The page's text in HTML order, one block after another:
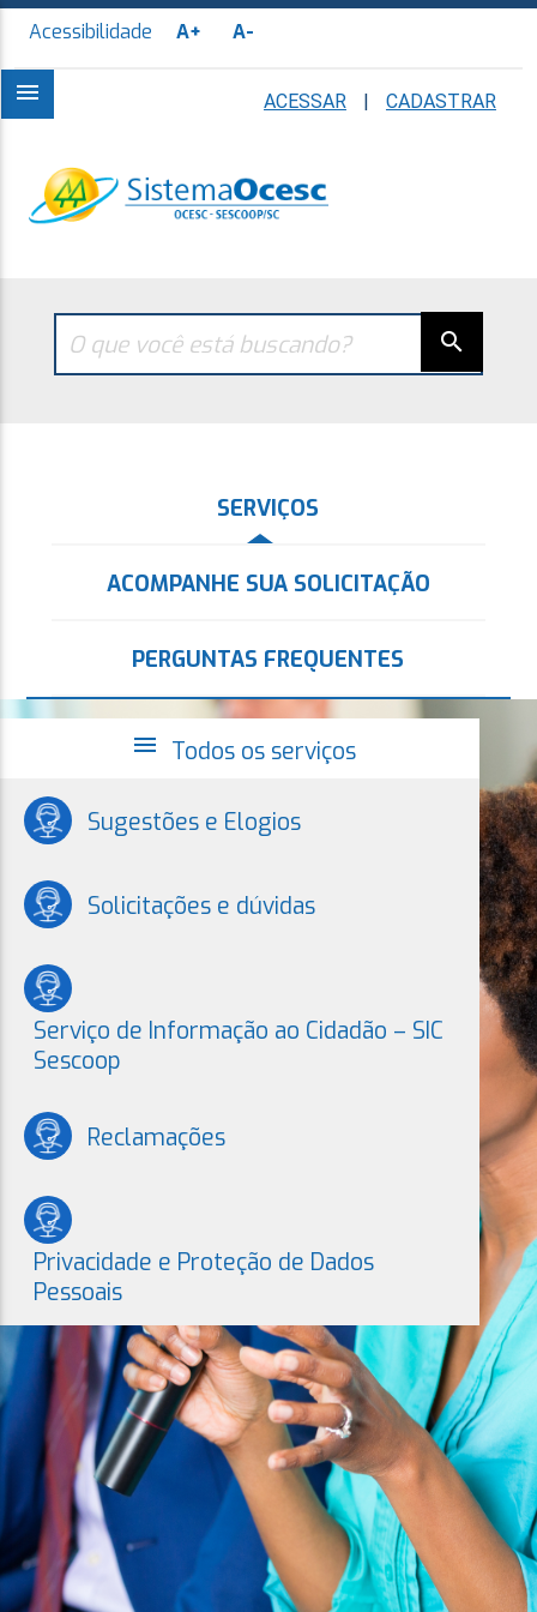
Acessibilidade A+ A-
menu ACESSAR CADASTRAR
search
SERVIÇOS
ACOMPANHE SUA SOLICITAÇÃO
PERGUNTAS FREQUENTES
menu Todos os serviços
Sugestões e Elogios
Solicitações e dúvidas
Serviço de Informação ao Cidadão – SIC
Sescoop
Reclamações
Privacidade e Proteção de Dados
Pessoais